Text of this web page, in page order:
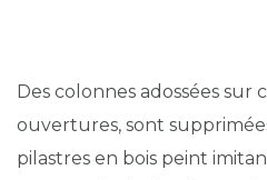
Des colonnes adossées
ouvertures, sont
pilastres en bois peint